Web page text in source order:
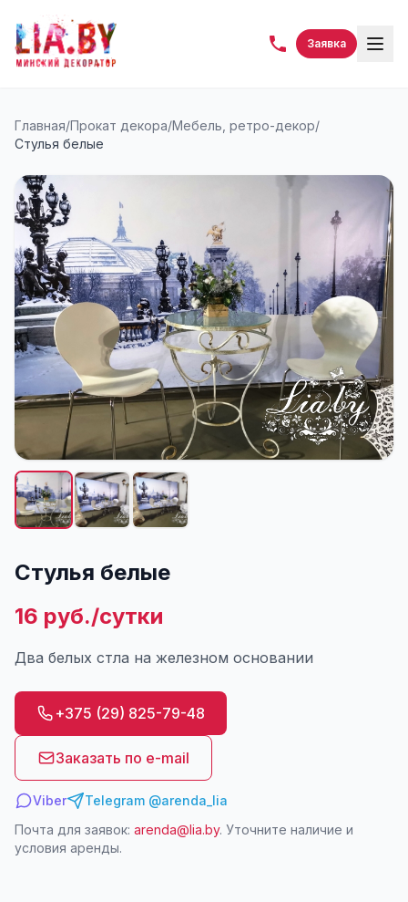
Заявка
Главная/Прокат декора/Мебель, ретро-декор/
Стулья белые
Стулья белые
16 руб./сутки
Два белых стла на железном основании
+375 (29) 825-79-48
Заказать по e-mail
Viber
Telegram @arenda_lia
Почта для заявок: arenda@lia.by. Уточните наличие и
условия аренды.